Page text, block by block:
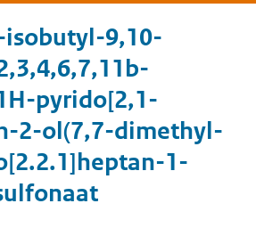
isobutyl-9,10-
pyrido[2,1-
2-ol(7,7-dimethyl-
1-